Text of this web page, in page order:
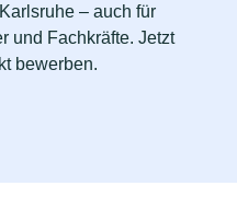
– auch für
und Fachkräfte. Jetzt
bewerben.